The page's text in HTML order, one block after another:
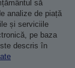
să
analize de piață
și serviciile
pe baza
descris în